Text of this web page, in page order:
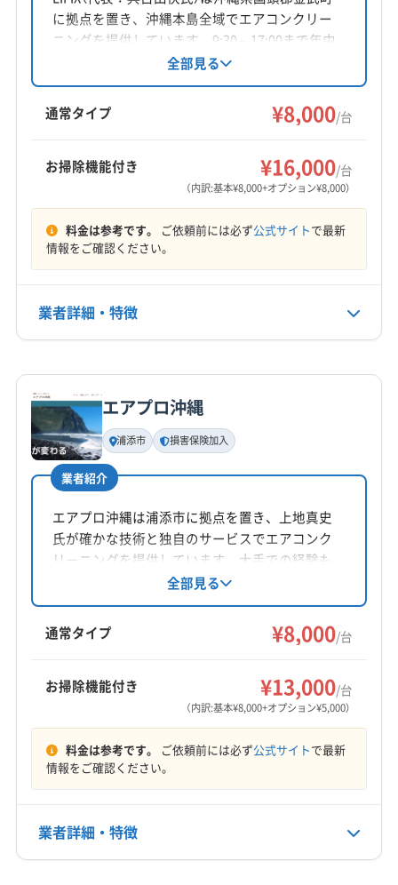
対応地域
浦添市 沖縄市
糸満市
那覇市 南城市 中頭郡西原町
中頭郡中城村
中頭郡北谷町
島尻郡南風原町
9:00〜16:00
定休日
電話番号
公式HP
公式サイトを見る
に拠点を置き、沖縄本島全域でエアコンクリー
ニングを提供しています。9:30～17:00まで年中
無休で営業し、損害保険に加入済み。基本料金
8,000円からで、複数台割引やオプション（お掃除
機能付き、抗菌コート、室外機洗浄）も用意され
ています。丁寧な作業とアフターフォローが魅
全部見る
通常タイプ ¥8,000/台
お掃除機能付き ¥16,000/台
（内訳:基本¥8,000+オプション¥8,000）
料金は参考です。 ご依頼前には必ず公式サイトで最新
情報をご確認ください。
業者詳細・特徴
基本情報
代表者名
與古田快
所在地
沖縄県国頭郡金武町金武4243-3 パピヨンM201
対応地域
浦添市 沖縄市
糸満市
那覇市 南城市 名護市
国頭郡伊江村
国頭郡恩納村
国頭郡金武町
国頭郡東村
国頭郡本部町
中頭郡嘉手納町
中頭郡中城村
中頭郡読谷村
中頭郡北谷町
中頭郡北中城村
島尻郡粟国村
島尻郡伊是名村
島尻郡伊平屋村
島尻郡久米島町
島尻郡座間味村
島尻郡渡嘉敷村
島尻郡北大東村
9:30〜17:00
定休日
電話番号
エアプロ沖縄
浦添市 損害保険加入
業者紹介
エアプロ沖縄は浦添市に拠点を置き、上地真史
氏が確かな技術と独自のサービスでエアコンク
リーニングを提供しています。大手での経験も
活かし、顧客満足を追求。損害保険加入済みで
す。沖縄市などに対応。防カビ抗菌コートもあ
ります。
全部見る
通常タイプ ¥8,000/台
お掃除機能付き ¥13,000/台
（内訳:基本¥8,000+オプション¥5,000）
料金は参考です。 ご依頼前には必ず公式サイトで最新
情報をご確認ください。
業者詳細・特徴